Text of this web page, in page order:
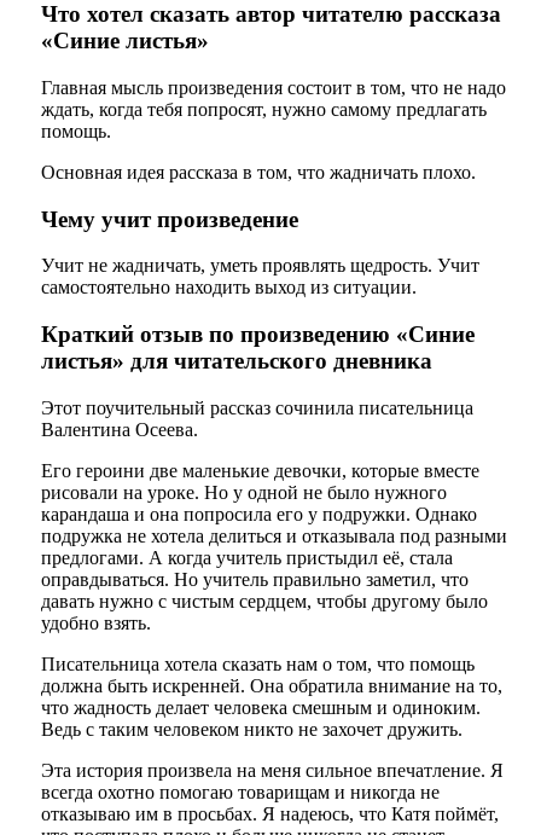
Что хотел сказать автор читателю рассказа
«Синие листья»
Главная мысль произведения состоит в том, что не надо
ждать, когда тебя попросят, нужно самому предлагать
помощь.
Основная идея рассказа в том, что жадничать плохо.
Чему учит произведение
Учит не жадничать, уметь проявлять щедрость. Учит
самостоятельно находить выход из ситуации.
Краткий отзыв по произведению «Синие
листья» для читательского дневника
Этот поучительный рассказ сочинила писательница
Валентина Осеева.
Его героини две маленькие девочки, которые вместе
рисовали на уроке. Но у одной не было нужного
карандаша и она попросила его у подружки. Однако
подружка не хотела делиться и отказывала под разными
предлогами. А когда учитель пристыдил её, стала
оправдываться. Но учитель правильно заметил, что
давать нужно с чистым сердцем, чтобы другому было
удобно взять.
Писательница хотела сказать нам о том, что помощь
должна быть искренней. Она обратила внимание на то,
что жадность делает человека смешным и одиноким.
Ведь с таким человеком никто не захочет дружить.
Эта история произвела на меня сильное впечатление. Я
всегда охотно помогаю товарищам и никогда не
отказываю им в просьбах. Я надеюсь, что Катя поймёт,